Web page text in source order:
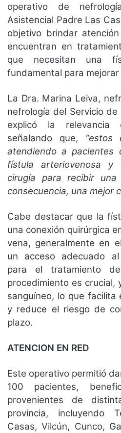
operativo de
Asistencial Padre Las
objetivo brindar
encuentran en
que necesitan una
fundamental para
La Dra. Marina Leiva,
nefrología del Servicio de
explicó la relevancia
señalando que, “estos
atendiendo a pacientes
fístula arteriovenosa y
cirugía para recibir
consecuencia, una mejor
Cabe destacar que la
una conexión quirúrgica
vena, generalmente en
un acceso adecuado
para el tratamiento
procedimiento es crucial,
sanguíneo, lo que facilita
y reduce el riesgo de
plazo.
ATENCION EN RED
Este operativo permitió
100 pacientes,
provenientes de
provincia, incluyendo
Casas, Vilcún, Cunco,